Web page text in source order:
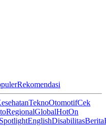
Rekomendasi
TeknoOtomotifCek
RegionalGlobalHotOn
SpotlightEnglishDisabilitasBerita